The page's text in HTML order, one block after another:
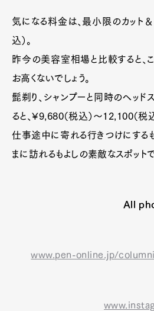
気になる料金は、最小限のカット
込）。
昨今の美容室相場と比較すると、
お高くないでしょう。
髭剃り、シャンプーと同時のヘッド
ると、¥9,680（税込）〜12,100（税込
仕事途中に寄れる行きつけにする
まに訪れるもよしの素敵なスポットで
All
www.pen-online.jp/